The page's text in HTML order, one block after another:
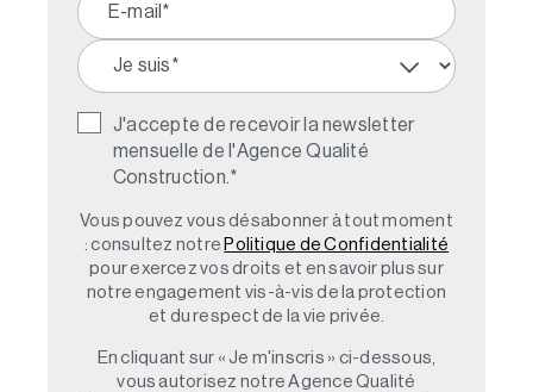
J'accepte de recevoir la newsletter
mensuelle de l'Agence Qualité
Construction. *
Vous pouvez vous désabonner à tout moment
: consultez notre Politique de Confidentialité
pour exercez vos droits et en savoir plus sur
notre engagement vis-à-vis de la protection
et du respect de la vie privée.
En cliquant sur « Je m'inscris » ci-dessous,
vous autorisez notre Agence Qualité